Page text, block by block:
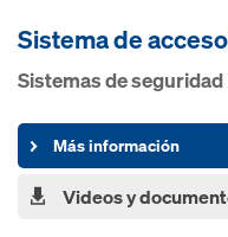
Sistema de
Sistemas de
Más información
Videos y